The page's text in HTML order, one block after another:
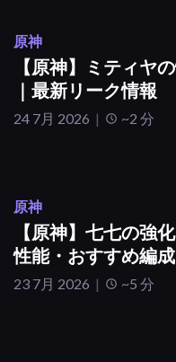
原神
【原神】ミティヤ
｜最新リーク情報
24 7月 2026 ~2 分
原神
【原神】七七の強
性能・おすすめ編
23 7月 2026 ~5 分